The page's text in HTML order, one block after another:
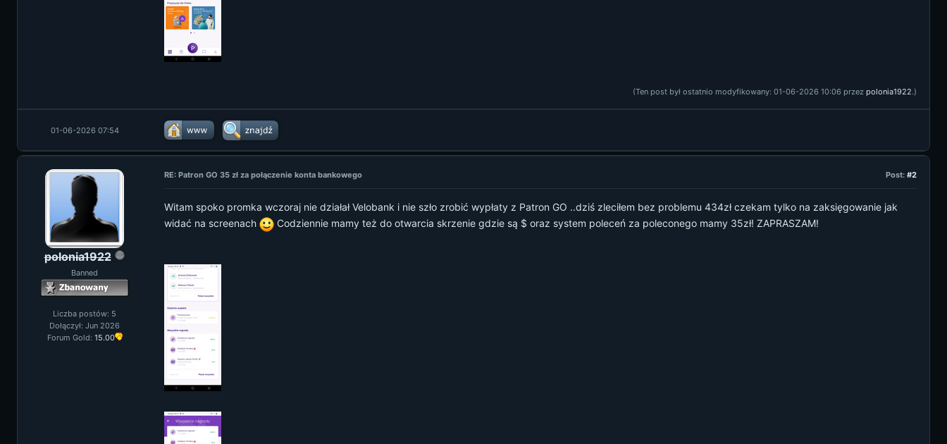
(Ten post był ostatnio modyfikowany: 01-06-2026 10:06 przez polonia1922.)
01-06-2026 07:54
polonia1922
Banned
Liczba postów: 5
Dołączył: Jun 2026
Forum Gold: 15.00
Post: #2
RE: Patron GO 35 zł za połączenie konta bankowego
Witam spoko promka wczoraj nie działał Velobank i nie szło zrobić wypłaty z Patron GO ..dziś zleciłem bez problemu 434zł czekam tylko na zaksięgowanie jak
widać na screenach
Codziennie mamy też do otwarcia skrzenie gdzie są $ oraz system poleceń za poleconego mamy 35zł! ZAPRASZAM!